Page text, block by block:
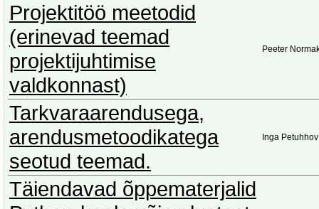
Projektitöö meetodid
(erinevad teemad
projektijuhtimise
valdkonnast)
Peeter
Tarkvaraarendusega,
arendusmetoodikatega
seotud teemad.
Inga Petuhhov
Täiendavad õppematerjalid